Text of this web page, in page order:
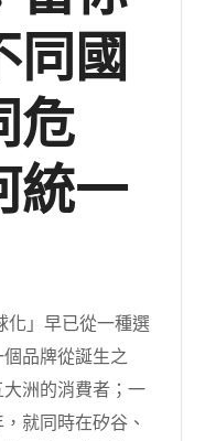
同國
危
統一
化」早已從一種選
品牌從誕生之
洲的消費者；一
就同時在矽谷、